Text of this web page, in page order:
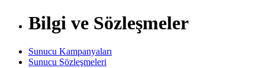
Bilgi ve Sözleşmeler
Sunucu Kampanyaları
Sunucu Sözleşmeleri